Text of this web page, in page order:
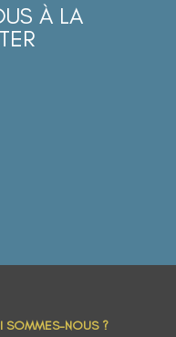
À LA
SOMMES-NOUS ?